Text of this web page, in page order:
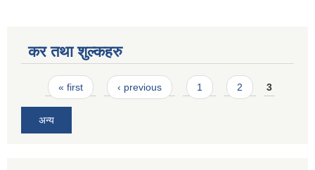
कर तथा शुल्कहरु
Pages
« first ‹ previous 1 2 3
अन्य